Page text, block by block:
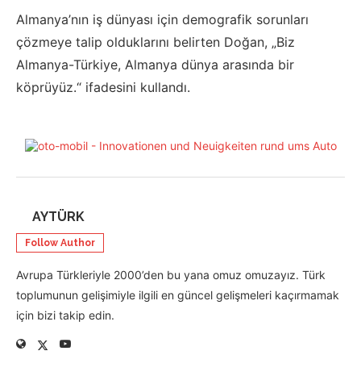
Almanya’nın iş dünyası için demografik sorunları
çözmeye talip olduklarını belirten Doğan, „Biz
Almanya-Türkiye, Almanya dünya arasında bir
köprüyüz.“ ifadesini kullandı.
AYTÜRK
Follow Author
Avrupa Türkleriyle 2000’den bu yana omuz omuzayız. Türk
toplumunun gelişimiyle ilgili en güncel gelişmeleri kaçırmamak
için bizi takip edin.